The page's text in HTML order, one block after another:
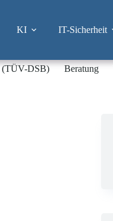
KI IT-Sicherheit
(TÜV-DSB) Beratung